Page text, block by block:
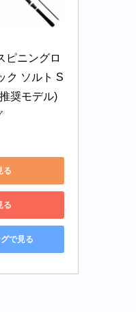
ピニングロ
ク ソルト S
奨モデル)
る
る
で見る